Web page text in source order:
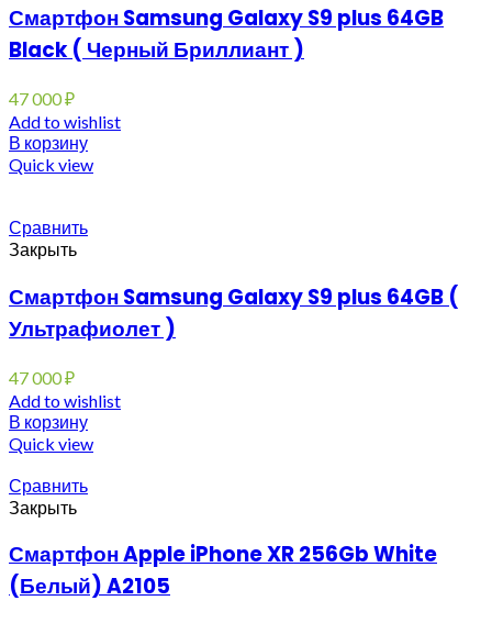
Смартфон Samsung Galaxy S9 plus 64GB
Black ( Черный Бриллиант )
47 000₽
Add to wishlist
В корзину
Quick view
Сравнить
Закрыть
Смартфон Samsung Galaxy S9 plus 64GB (
Ультрафиолет )
47 000₽
Add to wishlist
В корзину
Quick view
Сравнить
Закрыть
Смартфон Apple iPhone XR 256Gb White
(Белый) A2105